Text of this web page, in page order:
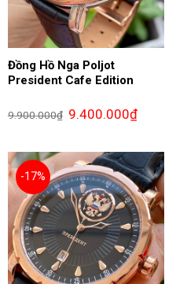
Đồng Hồ Nga Poljot
President Cafe Edition
9.900.000₫ Giá
gốc
9.400.000₫Giá
hiện
-17%